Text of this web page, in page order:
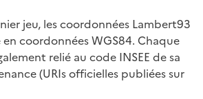
jeu, les coordonnées Lambert93
coordonnées WGS84. Chaque
relié au code INSEE de sa
(URIs officielles publiées sur